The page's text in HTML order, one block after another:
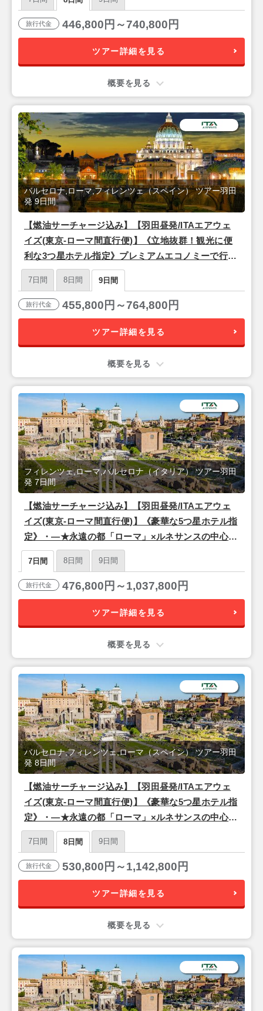
「フィレンツェ」×情熱の街「バルセロナ」★―・8
日間
旅行代金 446,800円～740,800円
ツアー詳細を見る
概要を見る
【燃油サーチャージ込み】【羽田昼発/ITAエアウェ
イズ(東京-ローマ間直行便)】《立地抜群！観光に便
利な3つ星ホテル指定》プレミアムエコノミーで行く
♪ ・―★永遠の都「ローマ」×ルネサンスの中心地
「フィレンツェ」×情熱の街「バルセロナ」★―・9
日間
バルセロナ,ローマ,フィレンツェ（スペイン） ツアー羽田
発 9日間
7日間 8日間 9日間
旅行代金 455,800円～764,800円
ツアー詳細を見る
概要を見る
【燃油サーチャージ込み】【羽田昼発/ITAエアウェ
イズ(東京-ローマ間直行便)】《豪華な5つ星ホテル指
定》・―★永遠の都「ローマ」×ルネサンスの中心地
「フィレンツェ」×情熱の街「バルセロナ」★―・7
日間
フィレンツェ,ローマ,バルセロナ（イタリア） ツアー羽田
発 7日間
7日間 8日間 9日間
旅行代金 476,800円～1,037,800円
ツアー詳細を見る
概要を見る
【燃油サーチャージ込み】【羽田昼発/ITAエアウェ
イズ(東京-ローマ間直行便)】《豪華な5つ星ホテル指
定》・―★永遠の都「ローマ」×ルネサンスの中心地
「フィレンツェ」×情熱の街「バルセロナ」★―・8
日間
バルセロナ,フィレンツェ,ローマ（スペイン） ツアー羽田
発 8日間
7日間 8日間 9日間
旅行代金 530,800円～1,142,800円
ツアー詳細を見る
概要を見る